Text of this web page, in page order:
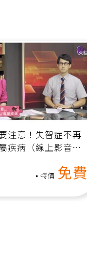
注意！失智症不再
疾病（線上影音
免費